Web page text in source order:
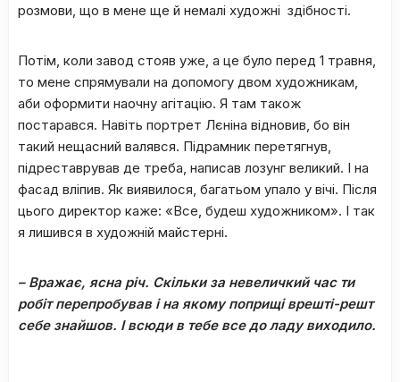
розмови, що в мене ще й немалі художні здібності.
Потім, коли завод стояв уже, а це було перед 1 травня,
то мене спрямували на допомогу двом художникам,
аби оформити наочну агітацію. Я там також
постарався. Навіть портрет Лєніна відновив, бо він
такий нещасний валявся. Підрамник перетягнув,
підреставрував де треба, написав лозунг великий. І на
фасад вліпив. Як виявилося, багатьом упало у вічі. Після
цього директор каже: «Все, будеш художником». І так
я лишився в художній майстерні.
– Вражає, ясна річ. Скільки за невеличкий час ти
робіт перепробував і на якому поприщі врешті-решт
себе знайшов. І всюди в тебе все до ладу виходило.